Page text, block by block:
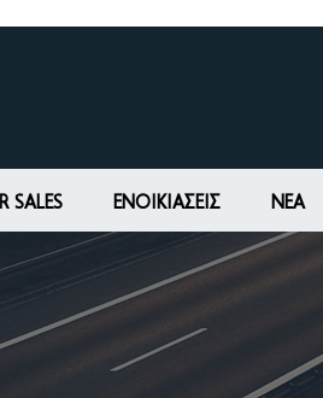
SALES ΕΝΟΙΚΙΆΣΕΙΣ ΝΕΑ